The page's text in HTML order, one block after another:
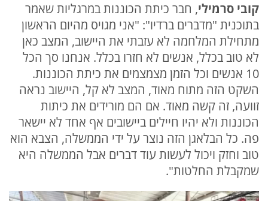
קובי סרמילי, חבר כיתת הכוננות במרגליות שאמר
בתוכנית "מדברים ברדיו": "אני מגויס מהיום הראשון
מתחילת המלחמה לא עזבתי את היישוב, המצב כאן
לא טוב בכלל, אנשים לא חזרו בכלל. אנחנו סך הכל
10 אנשים וכל הזמן מצמצמים את כיתת הכוננות.
השקט הזה מתוח מאוד, המצב לא קל, היישוב נראה
זוועה, זה קשה מאוד. אם הם מורידים את כיתות
הכוננות ולא יהיו חיילים ביישובים אף אחד לא יישאר
פה. כל הבלאגן הזה נוצר על ידי הממשלה, הצבא הוא
טוב וחזק ויכול לעשות עוד דברים אבל הממשלה היא
שמקבלת החלטות".